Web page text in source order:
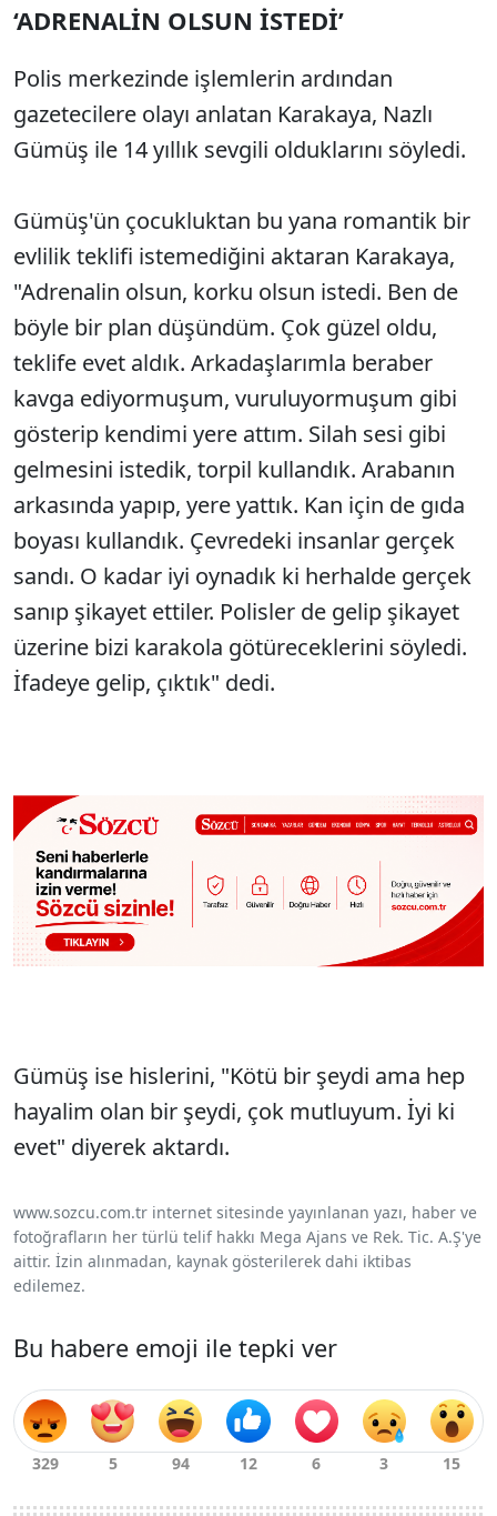
‘ADRENALİN OLSUN İSTEDİ’
Polis merkezinde işlemlerin ardından
gazetecilere olayı anlatan Karakaya, Nazlı
Gümüş ile 14 yıllık sevgili olduklarını söyledi.
Gümüş'ün çocukluktan bu yana romantik bir
evlilik teklifi istemediğini aktaran Karakaya,
"Adrenalin olsun, korku olsun istedi. Ben de
böyle bir plan düşündüm. Çok güzel oldu,
teklife evet aldık. Arkadaşlarımla beraber
kavga ediyormuşum, vuruluyormuşum gibi
gösterip kendimi yere attım. Silah sesi gibi
gelmesini istedik, torpil kullandık. Arabanın
arkasında yapıp, yere yattık. Kan için de gıda
boyası kullandık. Çevredeki insanlar gerçek
sandı. O kadar iyi oynadık ki herhalde gerçek
sanıp şikayet ettiler. Polisler de gelip şikayet
üzerine bizi karakola götüreceklerini söyledi.
İfadeye gelip, çıktık" dedi.
Gümüş ise hislerini, "Kötü bir şeydi ama hep
hayalim olan bir şeydi, çok mutluyum. İyi ki
evet" diyerek aktardı.
www.sozcu.com.tr internet sitesinde yayınlanan yazı, haber ve
fotoğrafların her türlü telif hakkı Mega Ajans ve Rek. Tic. A.Ş'ye
aittir. İzin alınmadan, kaynak gösterilerek dahi iktibas
edilemez.
Bu habere emoji ile tepki ver